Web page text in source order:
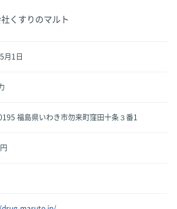
くすりのマルト
月1日
福島県いわき市勿来町窪田十条３番1